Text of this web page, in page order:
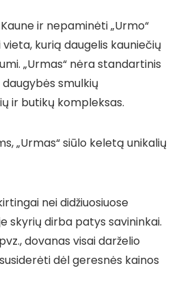
ir nepaminėti „Urmo“
kurią daugelis kauniečių
„Urmas“ nėra standartinis
smulkių
ir butikų kompleksas.
„Urmas“ siūlo keletą unikalių
nei didžiuosiuose
skyrių dirba patys savininkai.
dovanas visai darželio
dėl geresnės kainos